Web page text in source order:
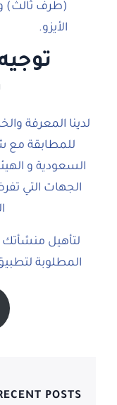
(طرف ثالث)
الأيزو.
لدينا المعرفة
للمطابقة مع
السعودية و
الجهات التي
لتأهيل منشأتك
المطلوبة
POSTS